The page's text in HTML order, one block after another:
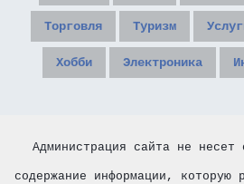
Торговля Туризм
Хобби Электроника
Администрация сайта не несет
содержание информации, которую